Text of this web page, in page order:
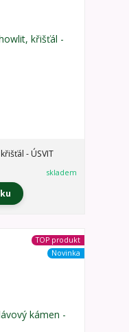
- ÚSVIT
skladem
TOP produkt
Novinka